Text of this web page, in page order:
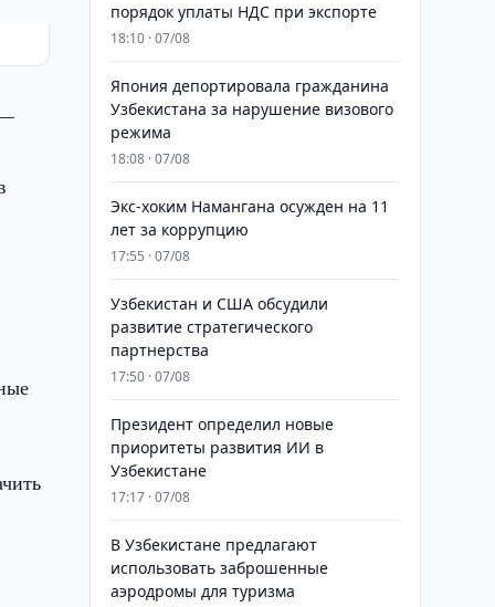
порядок уплаты НДС при экспорте
18:10 · 07/08
Япония депортировала гражданина
Узбекистана за нарушение визового
режима
18:08 · 07/08
​​​​​​​Экс-хоким Намангана осужден на 11
лет за коррупцию
17:55 · 07/08
Узбекистан и США обсудили
развитие стратегического
партнерства
17:50 · 07/08
Президент определил новые
приоритеты развития ИИ в
Узбекистане
17:17 · 07/08
В Узбекистане предлагают
использовать заброшенные
аэродромы для туризма